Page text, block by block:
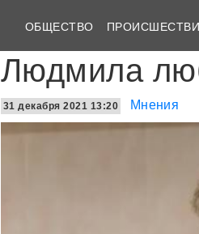
ОБЩЕСТВО
Людмила
31 декабря 2021 13:20 Мнения